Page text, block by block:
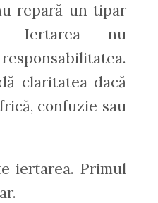
repară un tipar
Iertarea nu
claritatea dacă
confuzie sau
iertarea. Primul